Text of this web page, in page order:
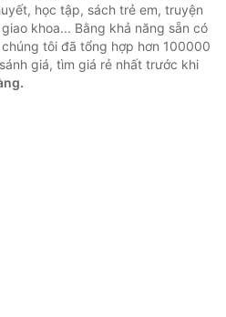
học tập, sách trẻ em, truyện
khoa... Bằng khả năng sẵn có
tôi đã tổng hợp hơn 100000
giá, tìm giá rẻ nhất trước khi